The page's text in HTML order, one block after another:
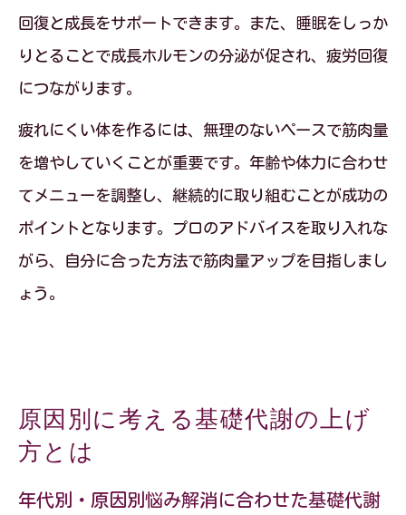
回復と成長をサポートできます。また、睡眠をしっか
りとることで成長ホルモンの分泌が促され、疲労回復
につながります。
疲れにくい体を作るには、無理のないペースで筋肉量
を増やしていくことが重要です。年齢や体力に合わせ
てメニューを調整し、継続的に取り組むことが成功の
ポイントとなります。プロのアドバイスを取り入れな
がら、自分に合った方法で筋肉量アップを目指しまし
ょう。
原因別に考える基礎代謝の上げ
方とは
年代別・原因別悩み解消に合わせた基礎代謝